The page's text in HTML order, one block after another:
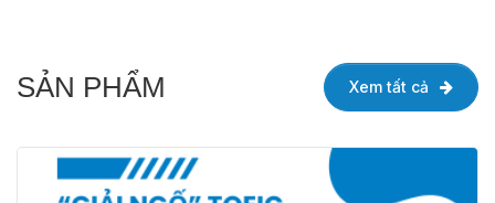
SẢN PHẨM Xem tất cả